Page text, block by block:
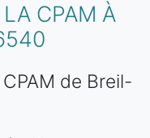
CPAM À
de Breil-